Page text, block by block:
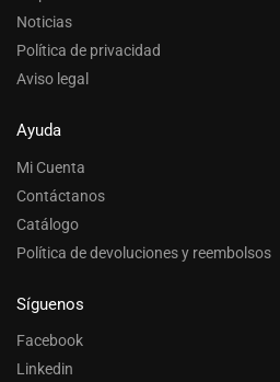
Noticias
Política de privacidad
Aviso legal
Ayuda
Mi Cuenta
Contáctanos
Catálogo
Política de devoluciones y reembolsos
Síguenos
Facebook
Linkedin